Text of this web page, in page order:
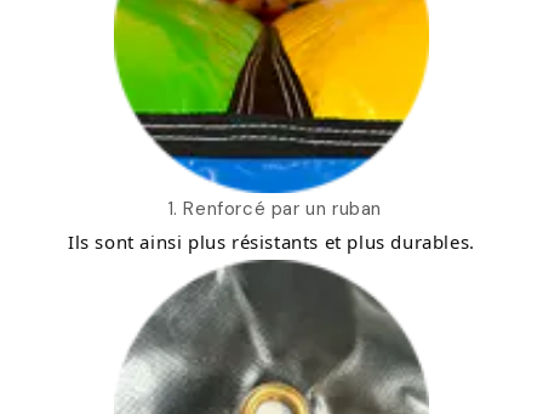
1. Renforcé par un ruban
Ils sont ainsi plus résistants et plus durables.